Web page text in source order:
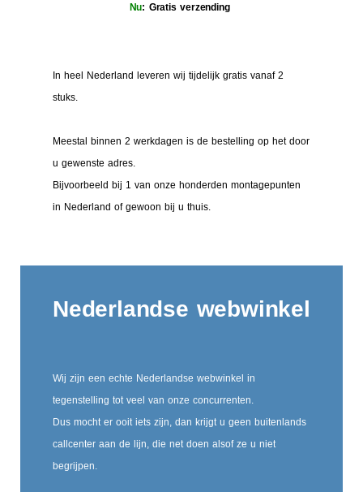
Nu: Gratis verzending
In heel Nederland leveren wij tijdelijk gratis vanaf 2
stuks.
Meestal binnen 2 werkdagen is de bestelling op het door
u gewenste adres.
Bijvoorbeeld bij 1 van onze honderden montagepunten
in Nederland of gewoon bij u thuis.
Nederlandse webwinkel
Wij zijn een echte Nederlandse webwinkel in
tegenstelling tot veel van onze concurrenten.
Dus mocht er ooit iets zijn, dan krijgt u geen buitenlands
callcenter aan de lijn, die net doen alsof ze u niet
begrijpen.